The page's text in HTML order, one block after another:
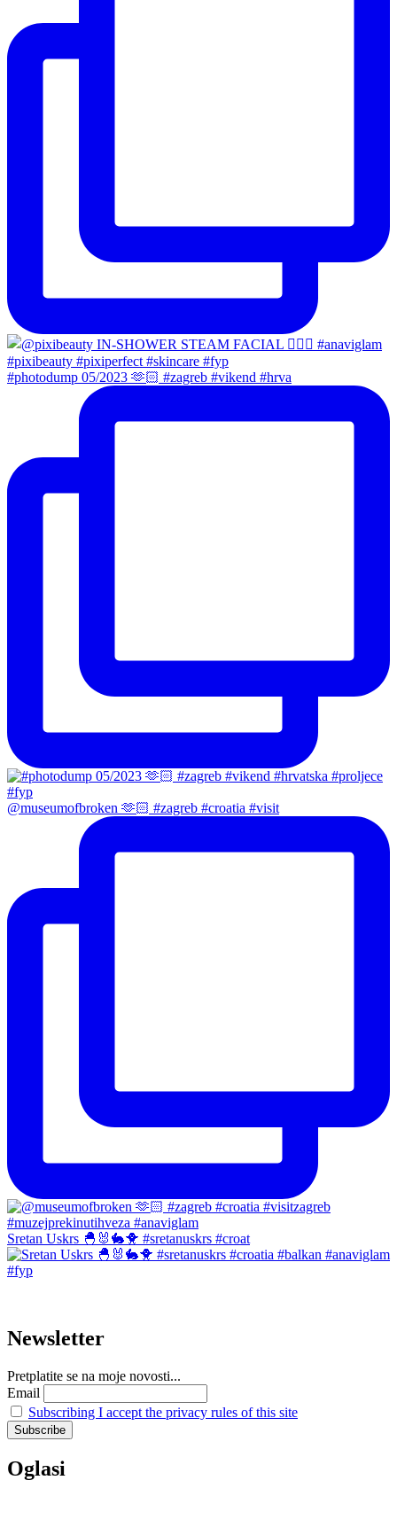
#photodump 05/2023 🫶🏻 #zagreb #vikend #hrva
@museumofbroken 🫶🏻 #zagreb #croatia #visit
Sretan Uskrs 🐣🐰🐇🐥 #sretanuskrs #croat
Newsletter
Pretplatite se na moje novosti...
Email
Subscribing I accept the privacy rules of this site
Oglasi